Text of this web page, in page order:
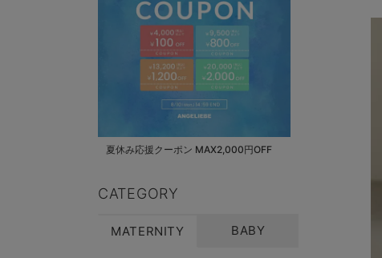
夏休み応援クーポン MAX2,000円OFF
CATEGORY
MATERNITY BABY